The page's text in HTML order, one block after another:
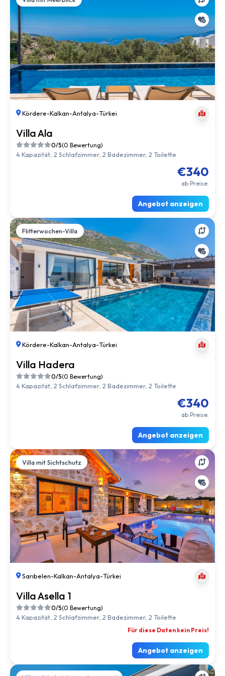
Kördere-Kalkan-Antalya-Türkei
Villa Ala
0/5(0 Bewertung)
4 Kapazität, 2 Schlafzimmer, 2 Badezimmer, 2 Toilette
€340
ab Preise.
Angebot anzeigen
Flitterwochen-Villa
Kördere-Kalkan-Antalya-Türkei
Villa Hadera
0/5(0 Bewertung)
4 Kapazität, 2 Schlafzimmer, 2 Badezimmer, 2 Toilette
€340
ab Preise.
Angebot anzeigen
Villa mit Sichtschutz
Sarıbelen-Kalkan-Antalya-Türkei
Villa Asella 1
0/5(0 Bewertung)
4 Kapazität, 2 Schlafzimmer, 2 Badezimmer, 2 Toilette
Für diese Daten kein Preis!
Angebot anzeigen